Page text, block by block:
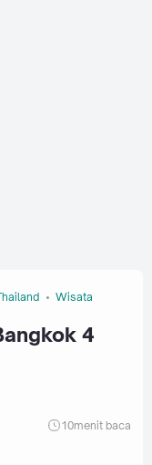
Wisata
4
10menit baca